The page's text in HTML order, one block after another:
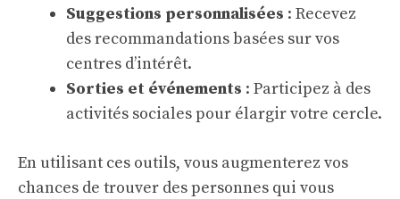
Suggestions personnalisées : Recevez
des recommandations basées sur vos
centres d’intérêt.
Sorties et événements : Participez à des
activités sociales pour élargir votre cercle.
En utilisant ces outils, vous augmenterez vos
chances de trouver des personnes qui vous